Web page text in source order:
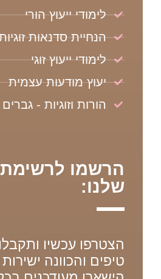
לימודי ייעוץ הורי
הנחיית סדנאות זוגיות
לימודי ייעוץ זוגי
יעוץ מודעות עצמית
הורות וזוגיות - גברים
הרשמו
שלנו:
הצטרפו עכשיו
טיפים והכוונה ישירות